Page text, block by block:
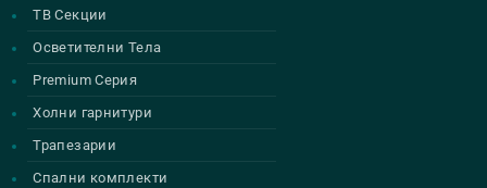
ТВ Секции
Осветителни Тела
Premium Серия
Холни гарнитури
Трапезарии
Спални комплекти